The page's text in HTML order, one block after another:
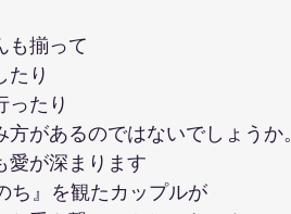
も揃って
たり
ったり
があるのではないでしょうか。
愛が深まります
』を観たカップルが